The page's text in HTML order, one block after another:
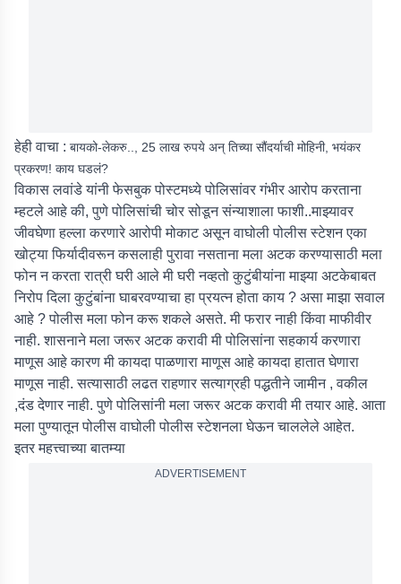
हेही वाचा : बायको-लेकरु.., 25 लाख रुपये अन् तिच्या सौंदर्याची मोहिनी, भयंकर
प्रकरण! काय घडलं?
विकास लवांडे यांनी फेसबुक पोस्टमध्ये पोलिसांवर गंभीर आरोप करताना
म्हटले आहे की, पुणे पोलिसांची चोर सोडून संन्याशाला फाशी..माझ्यावर
जीवघेणा हल्ला करणारे आरोपी मोकाट असून वाघोली पोलीस स्टेशन एका
खोट्या फिर्यादीवरून कसलाही पुरावा नसताना मला अटक करण्यासाठी मला
फोन न करता रात्री घरी आले मी घरी नव्हतो कुटुंबीयांना माझ्या अटकेबाबत
निरोप दिला कुटुंबांना घाबरवण्याचा हा प्रयत्न होता काय ? असा माझा सवाल
आहे ? पोलीस मला फोन करू शकले असते. मी फरार नाही किंवा माफीवीर
नाही. शासनाने मला जरूर अटक करावी मी पोलिसांना सहकार्य करणारा
माणूस आहे कारण मी कायदा पाळणारा माणूस आहे कायदा हातात घेणारा
माणूस नाही. सत्यासाठी लढत राहणार सत्याग्रही पद्धतीने जामीन , वकील
,दंड देणार नाही. पुणे पोलिसांनी मला जरूर अटक करावी मी तयार आहे. आता
मला पुण्यातून पोलीस वाघोली पोलीस स्टेशनला घेऊन चाललेले आहेत.
इतर महत्त्वाच्या बातम्या
ADVERTISEMENT